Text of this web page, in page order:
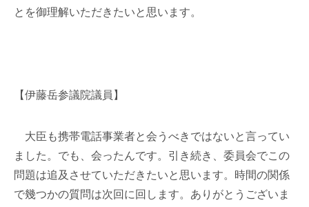
とを御理解いただきたいと思います。
【伊藤岳参議院議員】
大臣も携帯電話事業者と会うべきではないと言ってい
ました。でも、会ったんです。引き続き、委員会でこの
問題は追及させていただきたいと思います。時間の関係
で幾つかの質問は次回に回します。ありがとうございま